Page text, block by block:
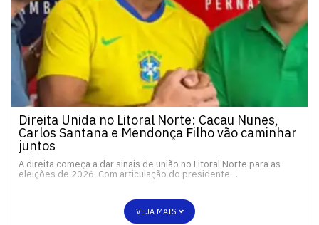
Direita Unida no Litoral Norte: Cacau Nunes,
Carlos Santana e Mendonça Filho vão caminhar
juntos
A direita começa a dar sinais de união no Litoral Norte para as
eleições de 2026. Com articulação do presidente…
VEJA MAIS